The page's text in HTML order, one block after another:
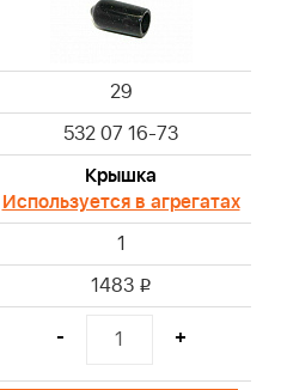
29
532 07 16-73
Крышка
Используется в агрегатах
1
1483 i
- +